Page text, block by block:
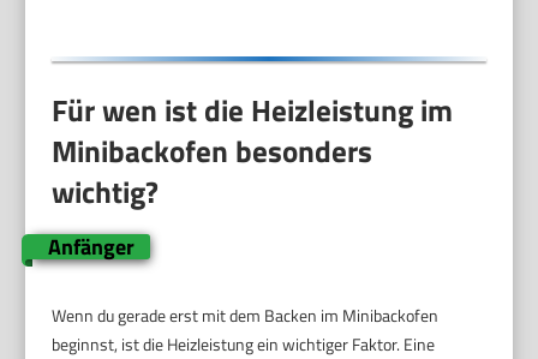
Für wen ist die Heizleistung im
Minibackofen besonders
wichtig?
Anfänger
Wenn du gerade erst mit dem Backen im Minibackofen
beginnst, ist die Heizleistung ein wichtiger Faktor. Eine